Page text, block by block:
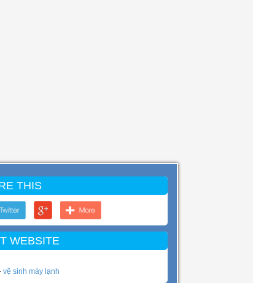
THIS
WEBSITE
vệ sinh máy lạnh